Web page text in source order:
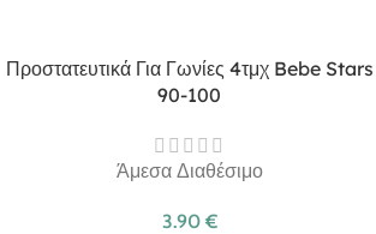
Προστατευτικά Για Γωνίες 4τμχ Bebe Stars
90-100
Άμεσα Διαθέσιμο
3.90 €